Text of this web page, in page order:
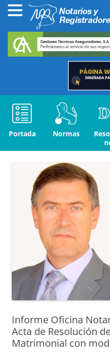
Portada Normas
Informe Oficina
Acta de Resolución
Matrimonial con